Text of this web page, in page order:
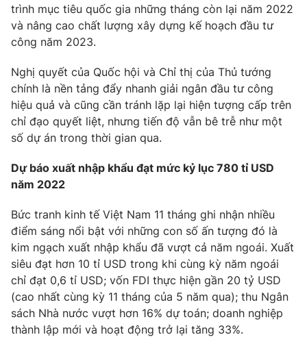
trình mục tiêu quốc gia những tháng còn lại năm 2022
và nâng cao chất lượng xây dựng kế hoạch đầu tư
công năm 2023.
Nghị quyết của Quốc hội và Chỉ thị của Thủ tướng
chính là nền tảng đẩy nhanh giải ngân đầu tư công
hiệu quả và cũng cần tránh lặp lại hiện tượng cấp trên
chỉ đạo quyết liệt, nhưng tiến độ vẫn bê trễ như một
số dự án trong thời gian qua.
Dự báo xuất nhập khẩu đạt mức kỷ lục 780 tỉ USD
năm 2022
Bức tranh kinh tế Việt Nam 11 tháng ghi nhận nhiều
điểm sáng nổi bật với những con số ấn tượng đó là
kim ngạch xuất nhập khẩu đã vượt cả năm ngoái. Xuất
siêu đạt hơn 10 tỉ USD trong khi cùng kỳ năm ngoái
chỉ đạt 0,6 tỉ USD; vốn FDI thực hiện gần 20 tỷ USD
(cao nhất cùng kỳ 11 tháng của 5 năm qua); thu Ngân
sách Nhà nước vượt hơn 16% dự toán; doanh nghiệp
thành lập mới và hoạt động trở lại tăng 33%.